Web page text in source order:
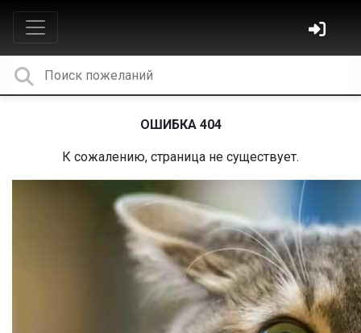
ОШИБКА 404
К сожалению, страница не существует.